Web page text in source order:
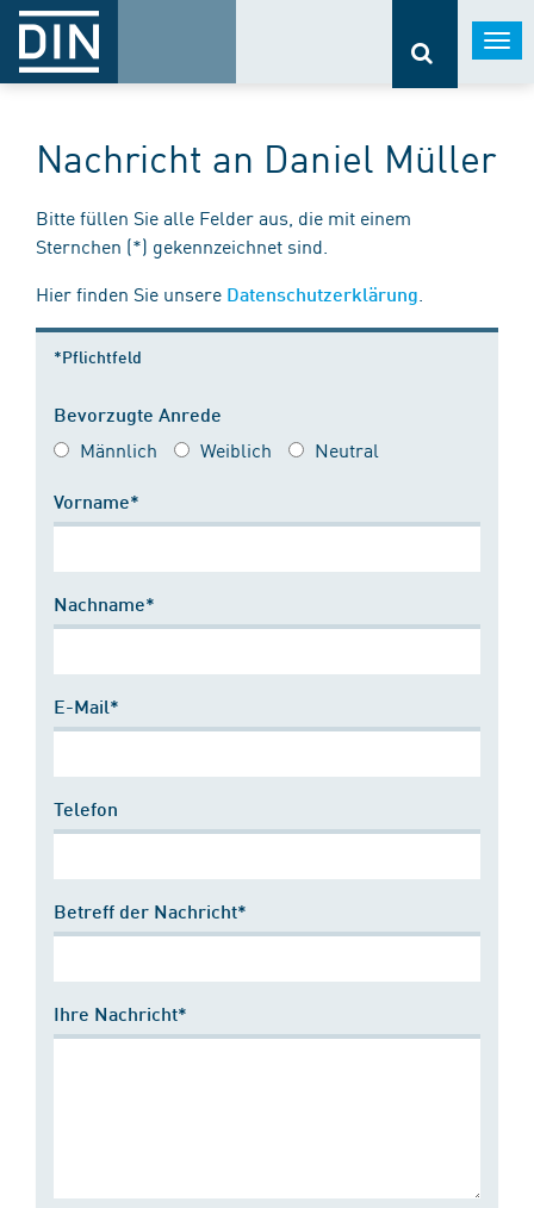
Nachricht an Daniel Müller
Bitte füllen Sie alle Felder aus, die mit einem
Sternchen (*) gekennzeichnet sind.
Hier finden Sie unsere Datenschutzerklärung
*Pflichtfeld
Bevorzugte Anrede
Männlich Weiblich Neutral
Vorname*
Nachname*
E-Mail*
Telefon
Betreff der Nachricht*
Ihre Nachricht*